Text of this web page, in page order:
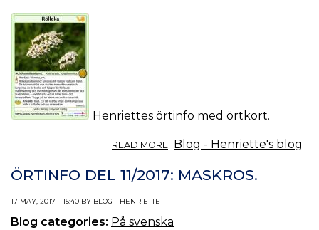
Henriettes örtinfo med örtkort.
READ MORE ABOUT
DEL
12/2017:
Blog - Henriette's blog
ÖRTINFO DEL 11/2017: MASKROS.
17 MAY, 2017 - 15:40 BY BLOG - HENRIETTE
Blog categories: På svenska